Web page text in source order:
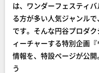
は、ワンダーフェスティ
る方が多い人気ジャンル
です。そんな円谷プロダ
ィーチャーする特別企画
情報を、特設ページが公
う